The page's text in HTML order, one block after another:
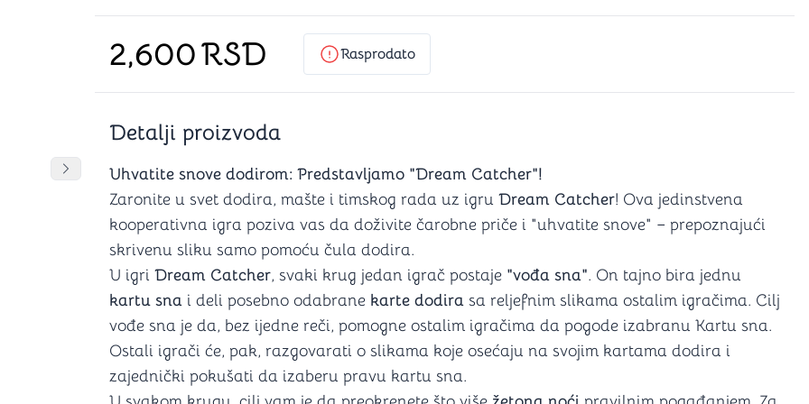
Šah
4 u 1 igre
Backgammon (Tavla)
Podloge za igranje
Zaštite za karte
Kockice D6 (za Jamb)
Kutijice
Mozgalice
Hanayama
Kocke
Ostale mozgalice
Stripovi
Pomeranje sadržaja slajdera u desno
2,600RSD Rasprodato
Detalji proizvoda
Uhvatite snove dodirom: Predstavljamo "Dream Catcher"!
Zaronite u svet dodira, mašte i timskog rada uz igru Dream Catcher! Ova jedinstvena
kooperativna igra poziva vas da doživite čarobne priče i "uhvatite snove" – prepoznajući
skrivenu sliku samo pomoću čula dodira.
U igri Dream Catcher, svaki krug jedan igrač postaje "vođa sna". On tajno bira jednu
kartu sna i deli posebno odabrane karte dodira sa reljefnim slikama ostalim igračima. Cilj
vođe sna je da, bez ijedne reči, pomogne ostalim igračima da pogode izabranu Kartu sna.
Ostali igrači će, pak, razgovarati o slikama koje osećaju na svojim kartama dodira i
zajednički pokušati da izaberu pravu kartu sna.